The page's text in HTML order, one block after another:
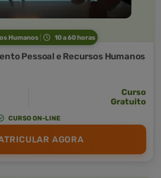
Humanos 10 a 60 horas
Pessoal e Recursos Humanos
Curso
Gratuito
CURSO ON-LINE
AGORA